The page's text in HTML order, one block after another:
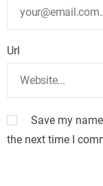
Url
Save my
the next time I